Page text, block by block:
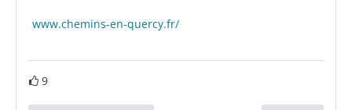
www.chemins-en-quercy.fr/
9